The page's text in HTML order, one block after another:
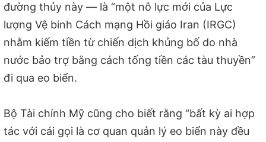
đường thủy này — là “một nỗ lực mới của Lực
lượng Vệ binh Cách mạng Hồi giáo Iran (IRGC)
nhằm kiếm tiền từ chiến dịch khủng bố do nhà
nước bảo trợ bằng cách tống tiền các tàu thuyền”
đi qua eo biển.
Bộ Tài chính Mỹ cũng cho biết rằng “bất kỳ ai hợp
tác với cái gọi là cơ quan quản lý eo biển này đều